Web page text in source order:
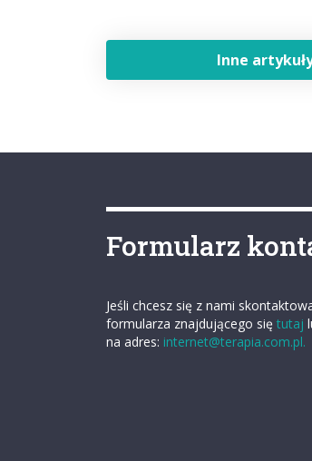
Inne
Formularz
Jeśli chcesz się z nami
formularza znajdującego się tutaj
na adres: internet@terapia.com.pl.